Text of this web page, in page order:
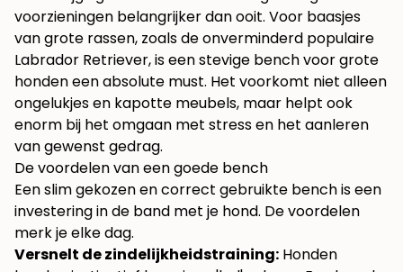
voorzieningen belangrijker dan ooit. Voor baasjes
van grote rassen, zoals de onverminderd populaire
Labrador Retriever, is een stevige bench voor grote
honden een absolute must. Het voorkomt niet alleen
ongelukjes en kapotte meubels, maar helpt ook
enorm bij het omgaan met stress en het aanleren
van gewenst gedrag.
De voordelen van een goede bench
Een slim gekozen en correct gebruikte bench is een
investering in de band met je hond. De voordelen
merk je elke dag.
Versnelt de zindelijkheidstraining: Honden